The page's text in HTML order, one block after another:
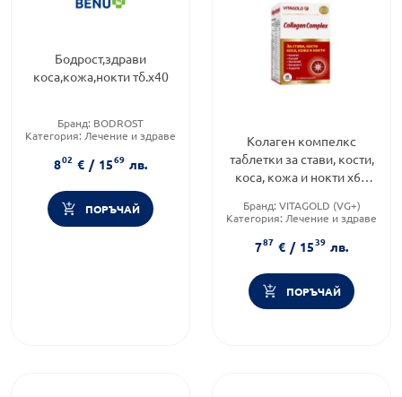
Бодрост,здрави
коса,кожа,нокти тб.х40
Бранд: BODROST
Категория: Лечение и здраве
802 € / 1569 лв.
ПОРЪЧАЙ
Колаген компелкс
таблетки за стави, кости,
коса, кожа и нокти х60
Бранд: VITAGOLD (VG+)
Категория: Лечение и здраве
787 € / 1539 лв.
ПОРЪЧАЙ